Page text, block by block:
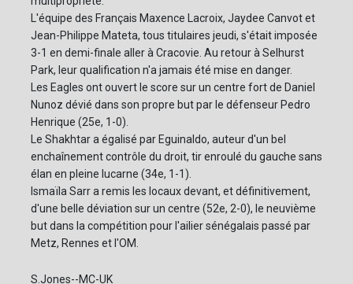
L'équipe des Français Maxence Lacroix, Jaydee Canvot et
Jean-Philippe Mateta, tous titulaires jeudi, s'était imposée
3-1 en demi-finale aller à Cracovie. Au retour à Selhurst
Park, leur qualification n'a jamais été mise en danger.
Les Eagles ont ouvert le score sur un centre fort de Daniel
Nunoz dévié dans son propre but par le défenseur Pedro
Henrique (25e, 1-0).
Le Shakhtar a égalisé par Eguinaldo, auteur d'un bel
enchaînement contrôle du droit, tir enroulé du gauche sans
élan en pleine lucarne (34e, 1-1).
Ismaïla Sarr a remis les locaux devant, et définitivement,
d'une belle déviation sur un centre (52e, 2-0), le neuvième
but dans la compétition pour l'ailier sénégalais passé par
Metz, Rennes et l'OM.
S.Jones--MC-UK